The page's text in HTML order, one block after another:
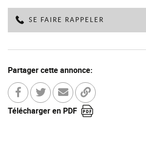
SE FAIRE RAPPELER
Partager cette annonce:
Partager sur Facebook
Partager sur Twitter
Envoyer à un ami
Copier dans le bloc-
Télécharger en PDF